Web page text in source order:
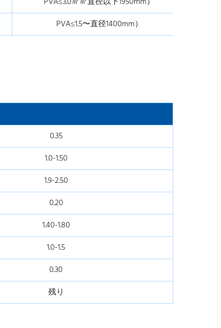
PVA≤1.5〜直径1400mm）
0.35
1.0-1.50
1.9-2.50
0.20
1.40-1.80
1.0-1.5
0.30
残り